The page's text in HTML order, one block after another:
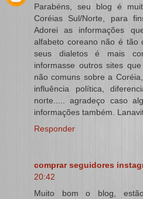
Parabéns, seu blog é
Coréias Sul/Norte, para
Adorei as informações
alfabeto coreano não é tão
seus dialetos é mais
informasse outros sites
não comuns sobre a
influência política,
norte..... agradeço caso
informações também.
Responder
comprar seguidores
20:42
Muito bom o blog,